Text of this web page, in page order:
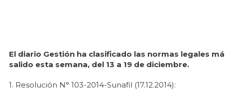
El diario Gestión ha clasificado las normas legales
salido esta semana, del 13 a 19 de diciembre.
1. Resolución N° 103-2014-Sunafil (17.12.2014):